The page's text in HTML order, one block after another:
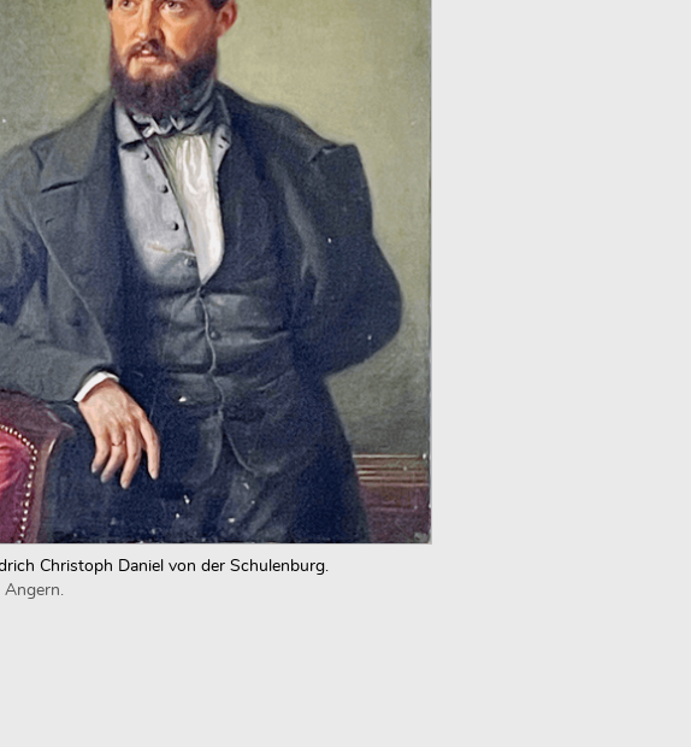
Christoph Daniel von der Schulenburg.